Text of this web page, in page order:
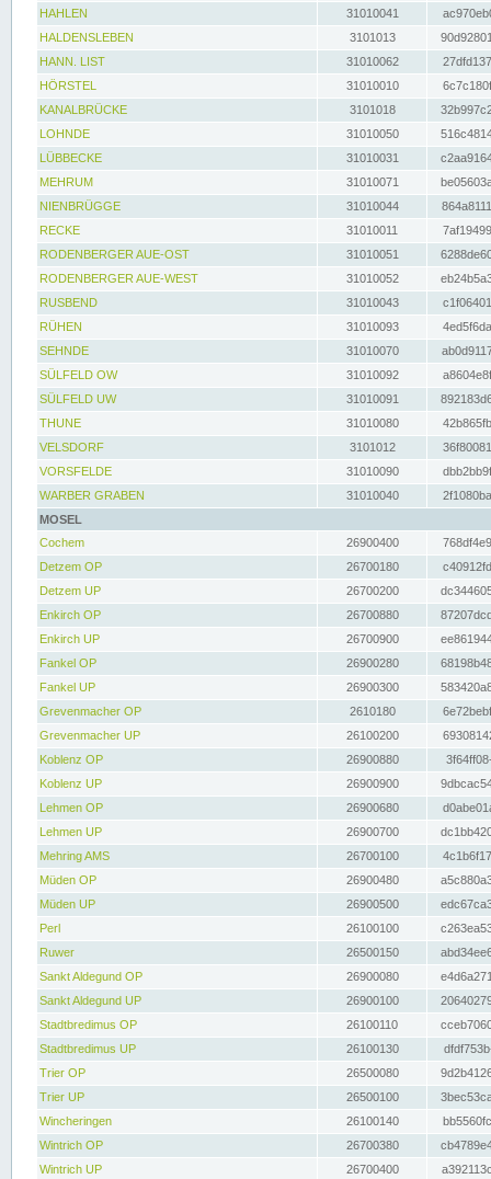
HAHLEN
31010041
HALDENSLEBEN
3101013
HANN. LIST
31010062
HÖRSTEL
31010010
KANALBRÜCKE
3101018
LOHNDE
31010050
LÜBBECKE
31010031
MEHRUM
31010071
NIENBRÜGGE
31010044
RECKE
31010011
RODENBERGER AUE-OST
31010051
RODENBERGER AUE-WEST
31010052
RUSBEND
31010043
RÜHEN
31010093
SEHNDE
31010070
SÜLFELD OW
31010092
SÜLFELD UW
31010091
THUNE
31010080
VELSDORF
3101012
VORSFELDE
31010090
WARBER GRABEN
31010040
MOSEL
Cochem
26900400
Detzem OP
26700180
Detzem UP
26700200
Enkirch OP
26700880
Enkirch UP
26700900
Fankel OP
26900280
Fankel UP
26900300
Grevenmacher OP
2610180
Grevenmacher UP
26100200
Koblenz OP
26900880
Koblenz UP
26900900
Lehmen OP
26900680
Lehmen UP
26900700
Mehring AMS
26700100
Müden OP
26900480
Müden UP
26900500
Perl
26100100
Ruwer
26500150
Sankt Aldegund OP
26900080
Sankt Aldegund UP
26900100
Stadtbredimus OP
26100110
Stadtbredimus UP
26100130
Trier OP
26500080
Trier UP
26500100
Wincheringen
26100140
Wintrich OP
26700380
Wintrich UP
26700400